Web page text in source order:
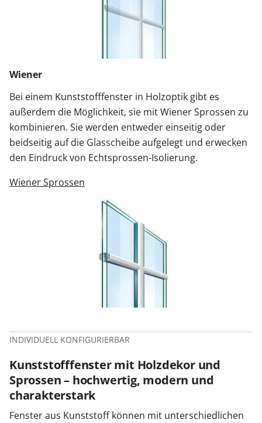
Wiener
Bei einem Kunststofffenster in Holzoptik gibt es
außerdem die Möglichkeit, sie mit Wiener Sprossen zu
kombinieren. Sie werden entweder einseitig oder
beidseitig auf die Glasscheibe aufgelegt und erwecken
den Eindruck von Echtsprossen-Isolierung.
Wiener Sprossen
INDIVIDUELL KONFIGURIERBAR
Kunststofffenster mit Holzdekor und
Sprossen – hochwertig, modern und
charakterstark
Fenster aus Kunststoff können mit unterschiedlichen